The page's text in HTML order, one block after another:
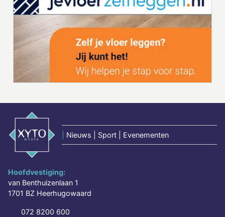
Nieuws | Sport | Evenementen
Hoofdvestiging:
van Benthuizenlaan 1
1701 BZ Heerhugowaard
072 8200 600